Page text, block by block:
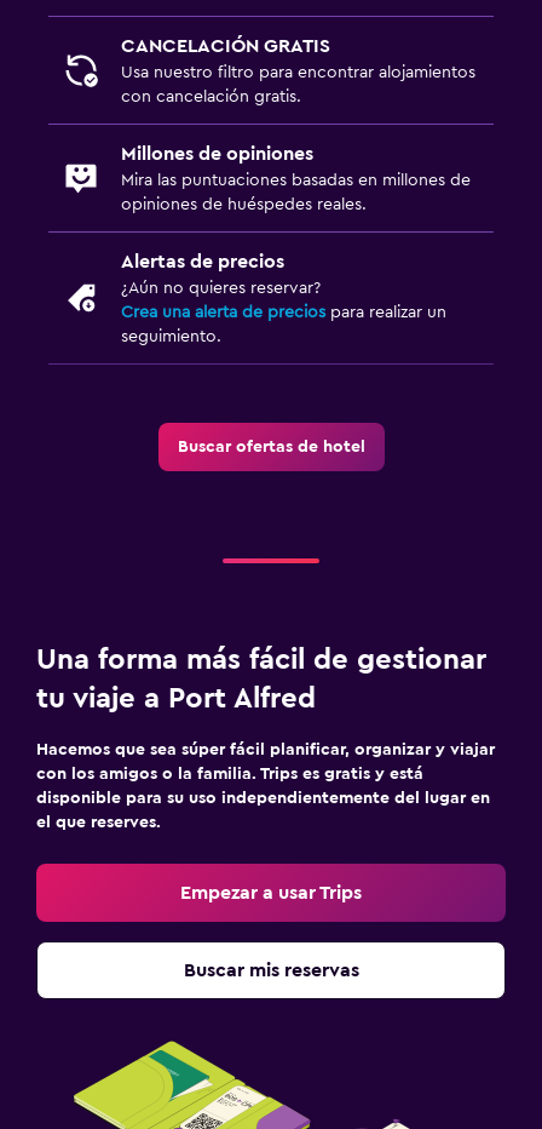
CANCELACIÓN GRATIS
Usa nuestro filtro para encontrar alojamientos
con cancelación gratis.
Millones de opiniones
Mira las puntuaciones basadas en millones de
opiniones de huéspedes reales.
Alertas de precios
¿Aún no quieres reservar?
Crea una alerta de precios para realizar un
seguimiento.
Buscar ofertas de hotel
Una forma más fácil de gestionar
tu viaje a Port Alfred
Hacemos que sea súper fácil planificar, organizar y viajar
con los amigos o la familia. Trips es gratis y está
disponible para su uso independientemente del lugar en
el que reserves.
Empezar a usar Trips
Buscar mis reservas